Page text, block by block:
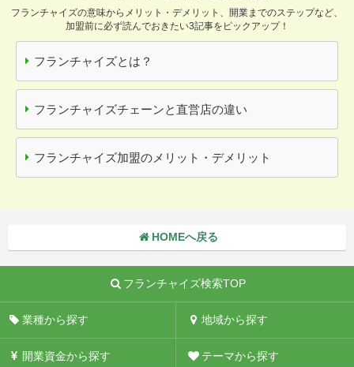
フランチャイズの意味からメリット・デメリット、開業までのステップなど、
加盟前に必ず読んでおきたい3記事をピックアップ！
フランチャイズとは？
フランチャイズチェーンと直営店の違い
フランチャイズ加盟のメリット・デメリット
HOMEへ戻る
フランチャイズ検索TOP
業種から探す 地域から探す
開業資金から探す テーマから探す